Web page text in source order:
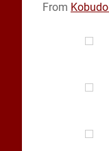
From